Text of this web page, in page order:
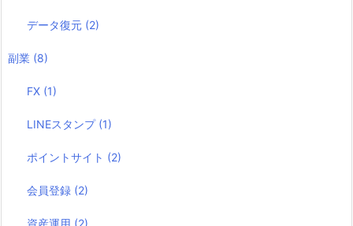
データ復元 (2)
副業 (8)
FX (1)
LINEスタンプ (1)
ポイントサイト (2)
会員登録 (2)